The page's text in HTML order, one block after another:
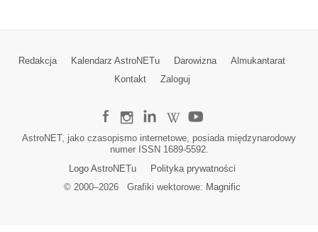
Redakcja Kalendarz AstroNETu Darowizna
Almukantarat
Kontakt
Zaloguj
AstroNET, jako czasopismo internetowe, posiada międzynarodowy
numer ISSN 1689-5592.
Logo AstroNETu
Polityka prywatności
© 2000–2026Grafiki wektorowe: Magnific